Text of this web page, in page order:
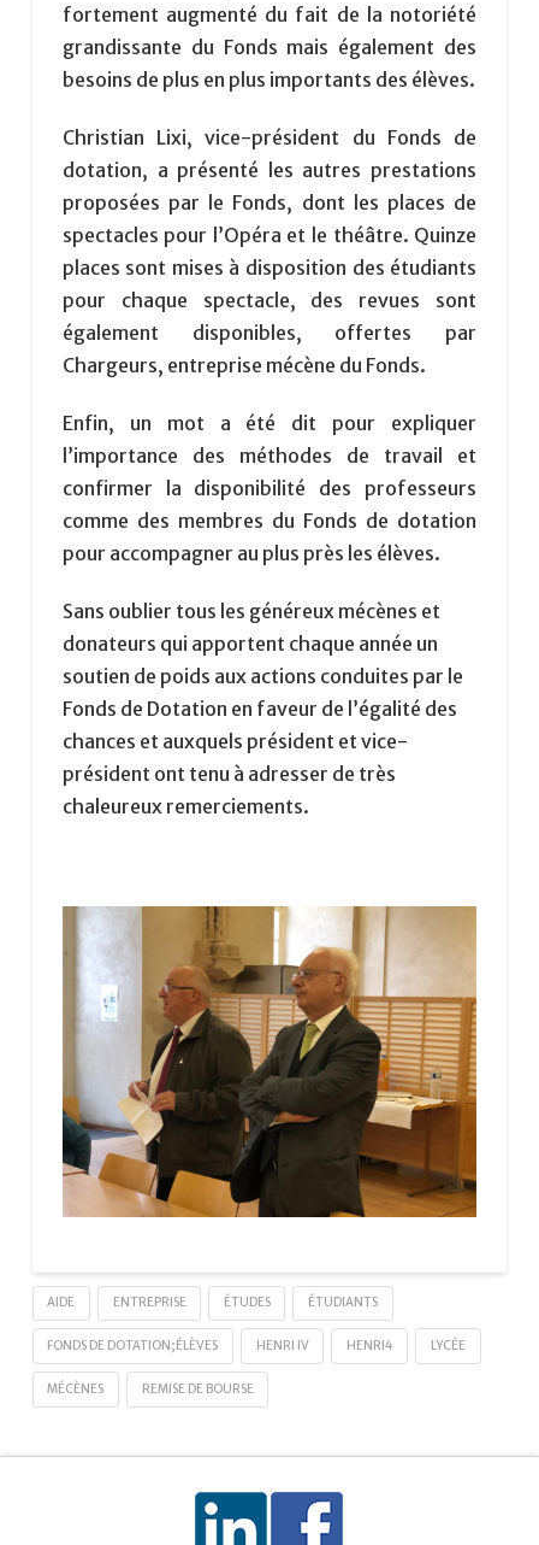
fortement augmenté du fait de la notoriété
grandissante du Fonds mais également des
besoins de plus en plus importants des élèves.
Christian Lixi, vice-président du Fonds de
dotation, a présenté les autres prestations
proposées par le Fonds, dont les places de
spectacles pour l’Opéra et le théâtre. Quinze
places sont mises à disposition des étudiants
pour chaque spectacle, des revues sont
également disponibles, offertes par
Chargeurs, entreprise mécène du Fonds.
Enfin, un mot a été dit pour expliquer
l’importance des méthodes de travail et
confirmer la disponibilité des professeurs
comme des membres du Fonds de dotation
pour accompagner au plus près les élèves.
Sans oublier tous les généreux mécènes et
donateurs qui apportent chaque année un
soutien de poids aux actions conduites par le
Fonds de Dotation en faveur de l’égalité des
chances et auxquels président et vice-
président ont tenu à adresser de très
chaleureux remerciements.
AIDE ENTREPRISE ÉTUDES ÉTUDIANTS
FONDS DE DOTATION;ÉLÈVES HENRI IV HENRI4 LYCÉE
MÉCÈNES REMISE DE BOURSE